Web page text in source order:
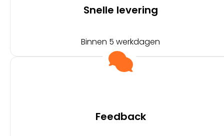
Snelle levering
Binnen 5 werkdagen
Feedback